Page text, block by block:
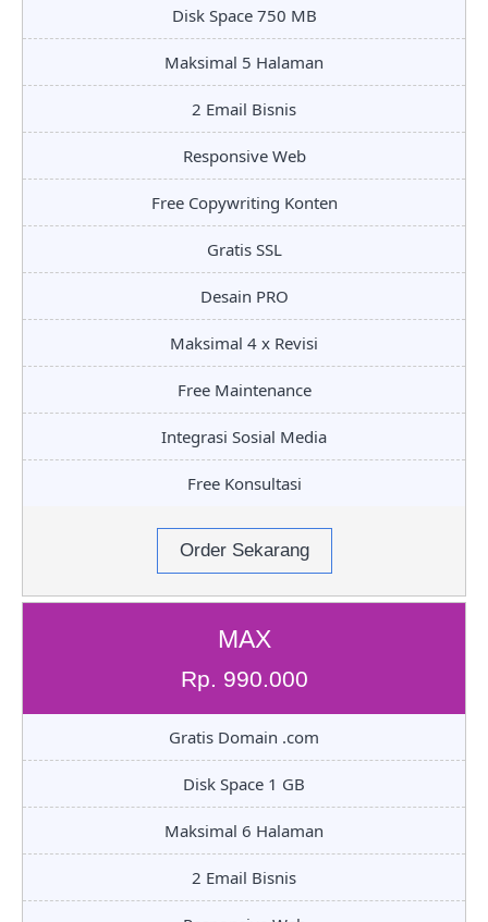
Disk Space 750 MB
Maksimal 5 Halaman
2 Email Bisnis
Responsive Web
Free Copywriting Konten
Gratis SSL
Desain PRO
Maksimal 4 x Revisi
Free Maintenance
Integrasi Sosial Media
Free Konsultasi
Order Sekarang
MAX
Rp. 990.000
Gratis Domain .com
Disk Space 1 GB
Maksimal 6 Halaman
2 Email Bisnis